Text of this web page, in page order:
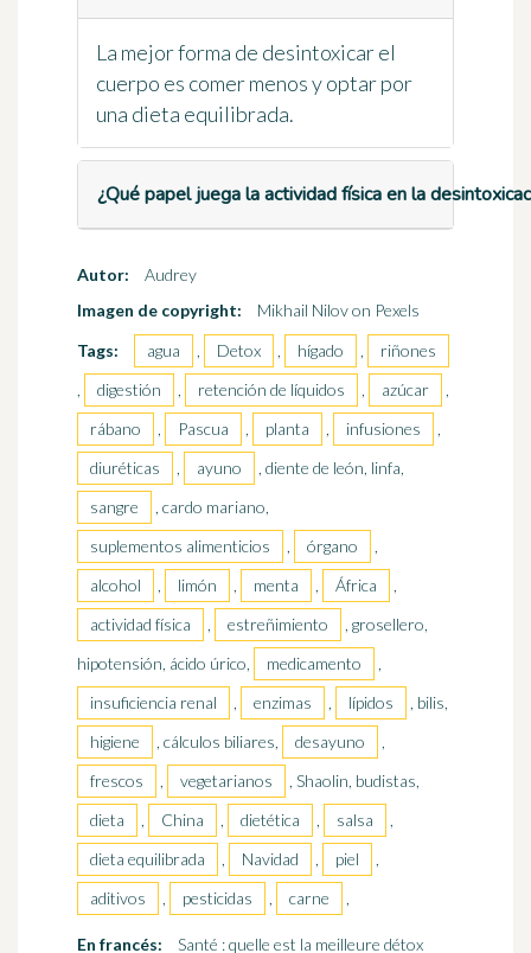
La mejor forma de desintoxicar el
cuerpo es comer menos y optar por
una dieta equilibrada.
¿Qué papel juega la actividad física en la
Autor:
Audrey
Imagen de copyright:
Mikhail Nilov on Pexels
Tags:
agua , Detox , hígado ,
riñones
,
digestión , retención de líquidos , azúcar
,
rábano
, Pascua , planta , infusiones
,
diuréticas
, ayuno
, diente de león, linfa,
sangre
, cardo mariano,
suplementos alimenticios
, órgano
,
alcohol
, limón , menta , África
,
actividad física
, estreñimiento
, grosellero,
hipotensión, ácido úrico,
medicamento
,
insuficiencia renal
, enzimas , lípidos
, bilis,
higiene
, cálculos biliares, desayuno
,
frescos
, vegetarianos
, Shaolin, budistas,
dieta
, China , dietética , salsa
,
dieta equilibrada
, Navidad , piel
,
aditivos
, pesticidas , carne ,
En francés: Santé : quelle est la meilleure détox